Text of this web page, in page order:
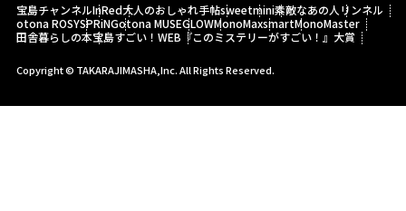
宝島チャンネルInRed大人のおしゃれ手帖sweetmini素敵なあの人 リンネル
otona ROSYSPRiNGotona MUSEGLOWMonoMaxsmartMonoMaster
田舎暮らしの本宝島すごい！WEB 『このミステリーがすごい！』大賞
Copyright © TAKARAJIMASHA,Inc. All Rights Reserved.